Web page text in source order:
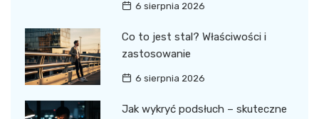
6 sierpnia 2026
Co to jest stal? Właściwości i
zastosowanie
6 sierpnia 2026
Jak wykryć podsłuch – skuteczne